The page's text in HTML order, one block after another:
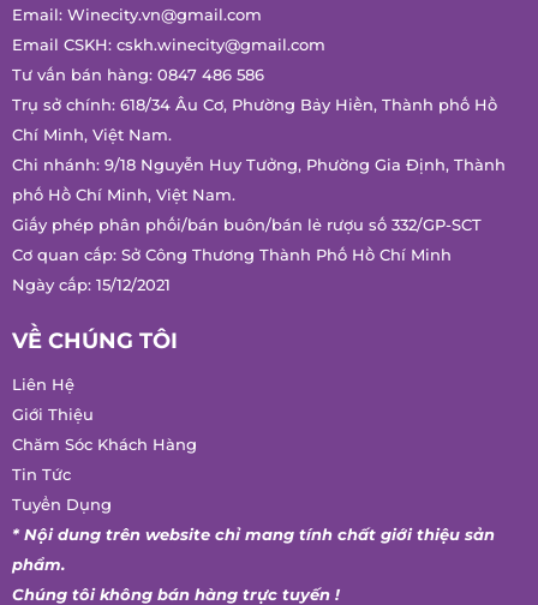
Email: Winecity.vn@gmail.com
Email CSKH: cskh.winecity@gmail.com
Tư vấn bán hàng: 0847 486 586
Trụ sở chính: 618/34 Âu Cơ, Phường Bảy Hiền, Thành phố Hồ
Chí Minh, Việt Nam.
Chi nhánh: 9/18 Nguyễn Huy Tưởng, Phường Gia Định, Thành
phố Hồ Chí Minh, Việt Nam.
Giấy phép phân phối/bán buôn/bán lẻ rượu số 332/GP-SCT
Cơ quan cấp: Sở Công Thương Thành Phố Hồ Chí Minh
Ngày cấp: 15/12/2021
VỀ CHÚNG TÔI
Liên Hệ
Giới Thiệu
Chăm Sóc Khách Hàng
Tin Tức
Tuyển Dụng
* Nội dung trên website chỉ mang tính chất giới thiệu sản
phẩm.
Chúng tôi không bán hàng trực tuyến !